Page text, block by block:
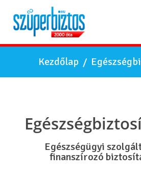
Kezdőlap /
Egészségügyi
finanszírozó